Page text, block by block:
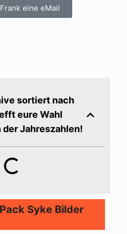
eine eMail
sortiert nach
eure Wahl
Jahreszahlen!
Syke Bilder